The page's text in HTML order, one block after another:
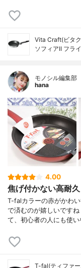
Vita Craft(ビタ
ソフィアII フラ
モノシル編集部
hana
4.00
焦げ付かない高耐久
T-falカラーの赤がかわ
で済むのが嬉しいです
て、初心者の人にも使
T-fal(ティファ